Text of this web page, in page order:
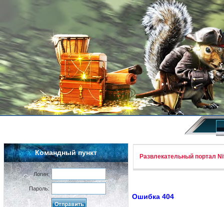
Командный пункт
Логин:
Пароль:
Развлекательный портал
Ошибка 404